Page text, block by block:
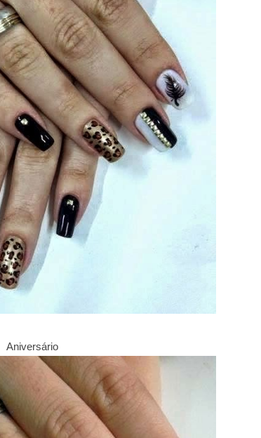
Aniversário